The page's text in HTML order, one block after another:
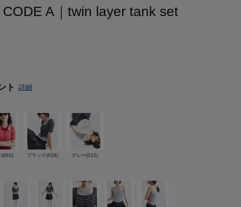
A｜twin layer tank set
ト 詳細
(062) ブラック(019) グレー(012)